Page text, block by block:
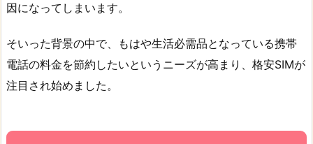
因になってしまいます。
そいった背景の中で、もはや生活必需品となっている携帯
電話の料金を節約したいというニーズが高まり、格安SIMが
注目され始めました。